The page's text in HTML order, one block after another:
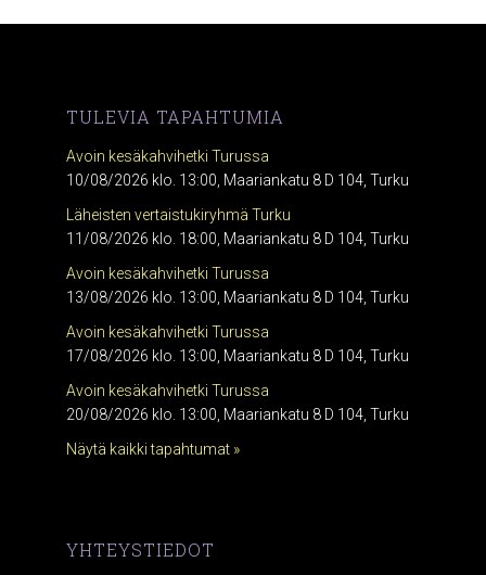
TULEVIA TAPAHTUMIA
Avoin kesäkahvihetki Turussa
10/08/2026 klo. 13:00, Maariankatu 8 D 104, Turku
Läheisten vertaistukiryhmä Turku
11/08/2026 klo. 18:00, Maariankatu 8 D 104, Turku
Avoin kesäkahvihetki Turussa
13/08/2026 klo. 13:00, Maariankatu 8 D 104, Turku
Avoin kesäkahvihetki Turussa
17/08/2026 klo. 13:00, Maariankatu 8 D 104, Turku
Avoin kesäkahvihetki Turussa
20/08/2026 klo. 13:00, Maariankatu 8 D 104, Turku
Näytä kaikki tapahtumat »
YHTEYSTIEDOT